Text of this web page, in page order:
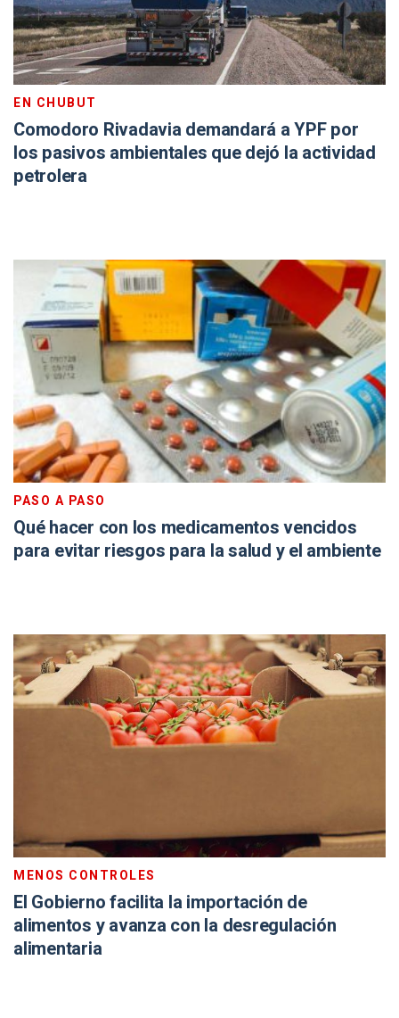
EN CHUBUT
Comodoro Rivadavia demandará a YPF por
los pasivos ambientales que dejó la actividad
petrolera
PASO A PASO
Qué hacer con los medicamentos vencidos
para evitar riesgos para la salud y el ambiente
MENOS CONTROLES
El Gobierno facilita la importación de
alimentos y avanza con la desregulación
alimentaria